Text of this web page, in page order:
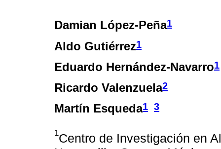
Damian López-Peña1
Aldo Gutiérrez1
Eduardo Hernández-Navarro1
Ricardo Valenzuela2
Martín Esqueda1 3
1Centro de Investigación en